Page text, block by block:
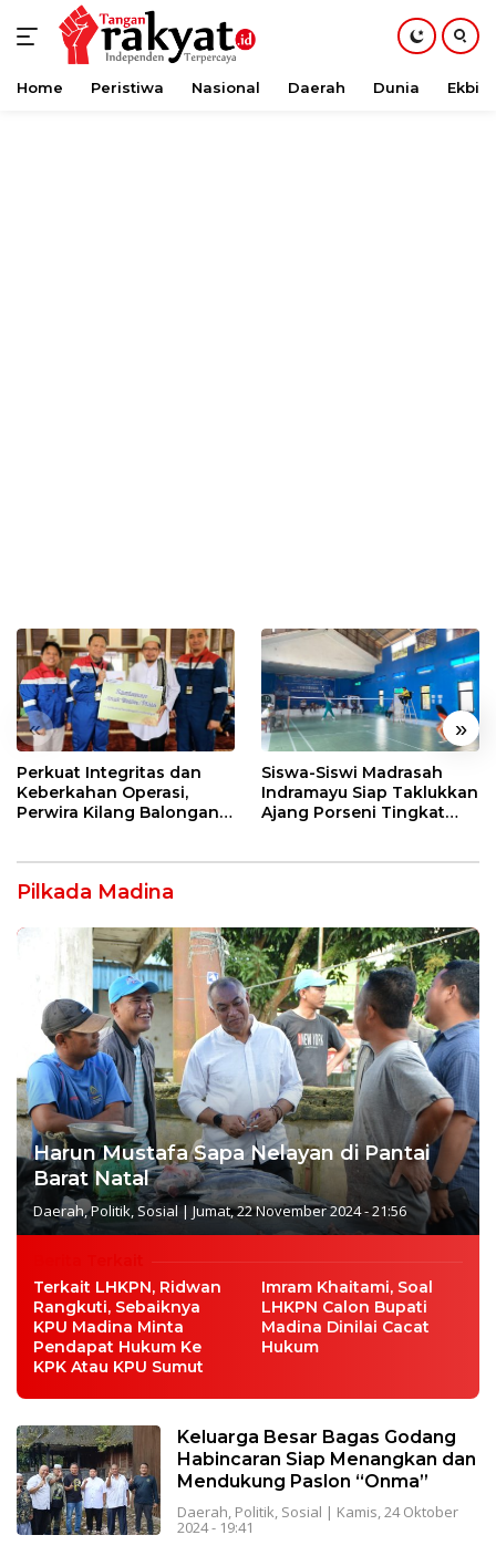
Langsung
Home Peristiwa Nasional Daerah Dunia Ekbis
« »
Perkuat Integritas dan
Keberkahan Operasi,
Perwira Kilang Balongan
Siswa-Siswi Madrasah
Indramayu Siap Taklukkan
Ajang Porseni Tingkat
Pilkada Madina
Harun Mustafa Sapa Nelayan di Pantai
Barat Natal
Daerah,Politik, Sosial| Jumat, 22 November 2024 - 21:56
Terkait LHKPN, Ridwan
Rangkuti, Sebaiknya
KPU Madina Minta
Pendapat Hukum Ke
KPK Atau KPU Sumut
Imram Khaitami, Soal
LHKPN Calon Bupati
Madina Dinilai Cacat
Hukum
Keluarga Besar Bagas Godang
Habincaran Siap Menangkan dan
Mendukung Paslon “Onma”
Daerah, Politik, Sosial | Kamis, 24 Oktober
2024 - 19:41